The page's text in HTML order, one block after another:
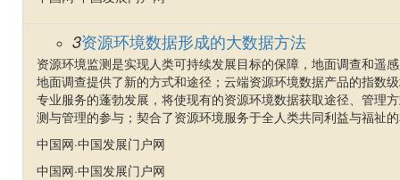
3资源环境数据形成的大数据方法
资源环境监测是实现人类可持续发展目标的保障，地面调查和遥
地面调查提供了新的方式和途径；云端资源环境数据产品的指数
专业服务的蓬勃发展，将使现有的资源环境数据获取途径、管理
测与管理的参与；契合了资源环境服务于全人类共同利益与福祉
中国网·中国发展门户网
中国网·中国发展门户网